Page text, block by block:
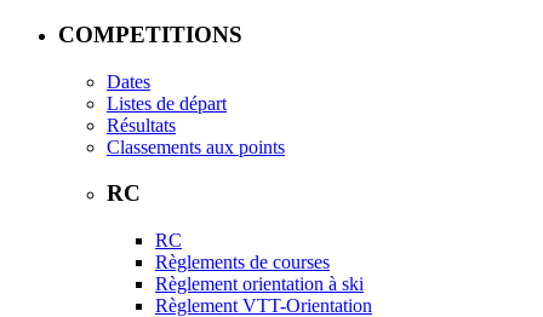
COMPETITIONS
Dates
Listes de départ
Résultats
Classements aux points
RC
RC
Règlements de courses
Règlement orientation à ski
Règlement VTT-Orientation